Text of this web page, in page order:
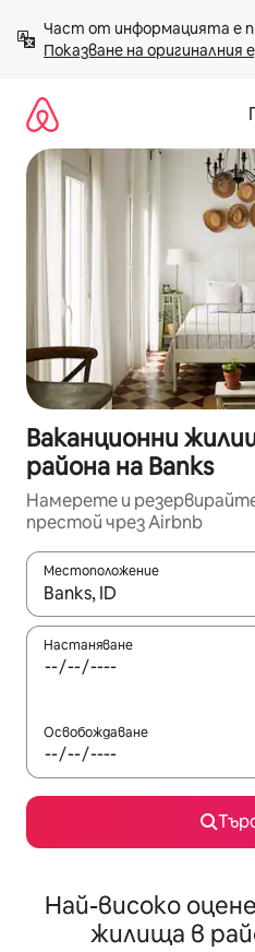
към
съдържанието
Показване на оригиналния
Ваканционни
района на Banks
Намерете и
престой чрез Airbnb
Местоположение
Когато резултатите се
Настаняване
Освобождаване
Най-високо
жилища в